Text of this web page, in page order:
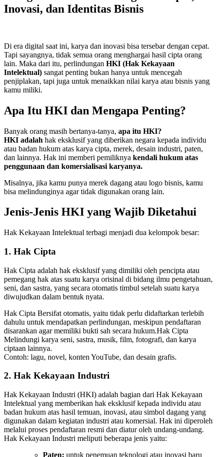
Inovasi, dan Identitas Bisnis
Di era digital saat ini, karya dan inovasi bisa tersebar dengan cepat.
Tapi sayangnya, tidak semua orang menghargai hasil cipta orang
lain. Maka dari itu, perlindungan HKI (Hak Kekayaan
Intelektual) sangat penting bukan hanya untuk mencegah
penjiplakan, tapi juga untuk menaikkan nilai karya atau bisnis yang
kamu miliki.
Apa Itu HKI dan Mengapa Penting?
Banyak orang masih bertanya-tanya, apa itu HKI?
HKI adalah hak eksklusif yang diberikan negara kepada individu
atau badan hukum atas karya cipta, merek, desain industri, paten,
dan lainnya. Hak ini memberi pemiliknya kendali hukum atas
penggunaan dan komersialisasi karyanya.
Misalnya, jika kamu punya merek dagang atau logo bisnis, kamu
bisa melindunginya agar tidak digunakan orang lain.
Jenis-Jenis HKI yang Wajib Diketahui
Hak Kekayaan Intelektual terbagi menjadi dua kelompok besar:
1. Hak Cipta
Hak Cipta adalah hak eksklusif yang dimiliki oleh pencipta atau
pemegang hak atas suatu karya orisinal di bidang ilmu pengetahuan,
seni, dan sastra, yang secara otomatis timbul setelah suatu karya
diwujudkan dalam bentuk nyata.
Hak Cipta Bersifat otomatis, yaitu tidak perlu didaftarkan terlebih
dahulu untuk mendapatkan perlindungan, meskipun pendaftaran
disarankan agar memiliki bukti sah secara hukum.Hak Cipta
Melindungi karya seni, sastra, musik, film, fotografi, dan karya
ciptaan lainnya.
Contoh: lagu, novel, konten YouTube, dan desain grafis.
2. Hak Kekayaan Industri
Hak Kekayaan Industri (HKI) adalah bagian dari Hak Kekayaan
Intelektual yang memberikan hak eksklusif kepada individu atau
badan hukum atas hasil temuan, inovasi, atau simbol dagang yang
digunakan dalam kegiatan industri atau komersial. Hak ini diperoleh
melalui proses pendaftaran resmi dan diatur oleh undang-undang.
Hak Kekayaan Industri meliputi beberapa jenis yaitu:
Paten: untuk penemuan teknologi atau inovasi baru